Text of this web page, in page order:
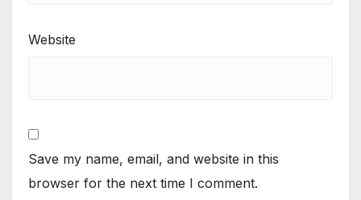
Website
Save my name, email, and website in this
browser for the next time I comment.